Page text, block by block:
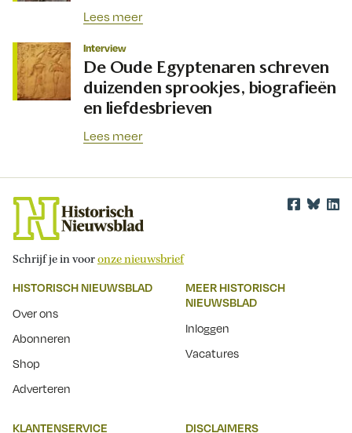
Lees meer
Interview
De Oude Egyptenaren schreven
duizenden sprookjes, biografieën
en liefdesbrieven
Lees meer
Schrijf je in vooronze nieuwsbrief
HISTORISCH NIEUWSBLAD
Over ons
Abonneren
Shop
Adverteren
MEER HISTORISCH
NIEUWSBLAD
Inloggen
Vacatures
KLANTENSERVICE DISCLAIMERS